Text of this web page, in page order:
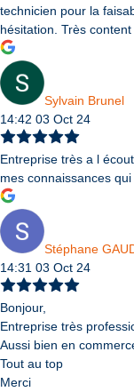
technicien pour la
hésitation. Très
Sylvain Brunel
14:42 03 Oct 24
Entreprise très a l
mes connaissances
Stéphane
14:31 03 Oct 24
Bonjour,
Entreprise très
Aussi bien en
Tout au top
Merci